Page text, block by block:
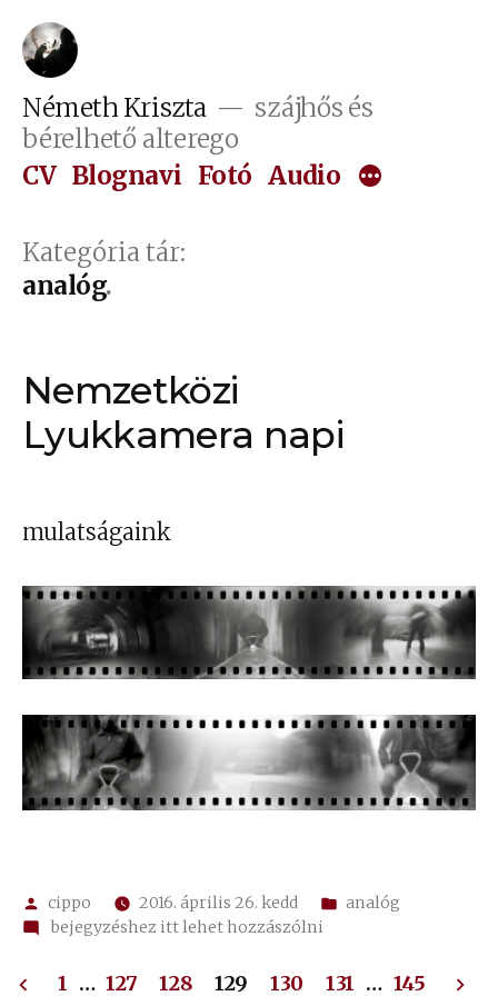
Tartalomhoz
Németh Kriszta
szájhős és
bérelhető alterego
CV Blognavi Fotó Audio
Kategória tár:
analóg
Nemzetközi
Lyukkamera napi
mulatságaink
Szerző:
cippo 2016. április 26. kedd Kategória:
analóg
on
Lyukkamera
bejegyzéshez itt lehet hozzászólni
Bejegyzések
1 … 127 128 129 130 131 … 145